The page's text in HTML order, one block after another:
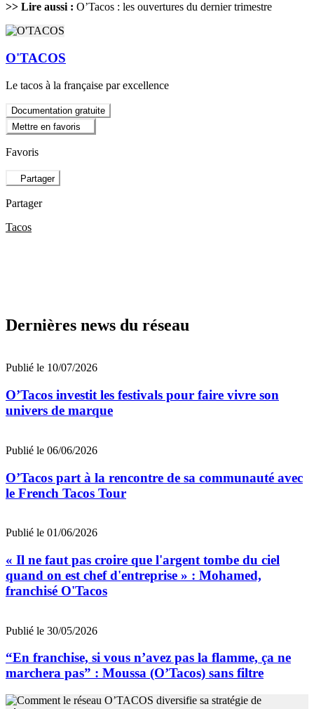
>> Lire aussi : O’Tacos : les ouvertures du dernier trimestre
O'TACOS
Le tacos à la française par excellence
Documentation gratuite
Mettre en favoris
Favoris
Partager
Partager
Tacos
Dernières news du réseau
Publié le 10/07/2026
O’Tacos investit les festivals pour faire vivre son
univers de marque
Publié le 06/06/2026
O’Tacos part à la rencontre de sa communauté avec
le French Tacos Tour
Publié le 01/06/2026
« Il ne faut pas croire que l'argent tombe du ciel
quand on est chef d'entreprise » : Mohamed,
franchisé O'Tacos
Publié le 30/05/2026
“En franchise, si vous n’avez pas la flamme, ça ne
marchera pas” : Moussa (O’Tacos) sans filtre